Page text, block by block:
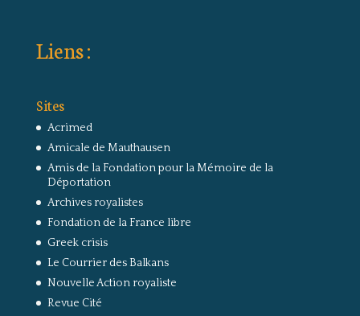
Liens :
Sites
Acrimed
Amicale de Mauthausen
Amis de la Fondation pour la Mémoire de la
Déportation
Archives royalistes
Fondation de la France libre
Greek crisis
Le Courrier des Balkans
Nouvelle Action royaliste
Revue Cité